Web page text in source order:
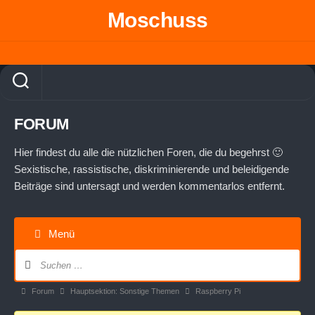
Moschuss
FORUM
Hier findest du alle die nützlichen Foren, die du begehrst 🙂
Sexistische, rassistische, diskriminierende und beleidigende
Beiträge sind untersagt und werden kommentarlos entfernt.
Menü
Forum-Forum Hauptsektion: Sonstige Themen Raspberry Pi